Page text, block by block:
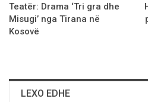
Teatёr: Drama ‘Tri gra dhe
Misugi’ nga Tirana në
Kosovë
LEXO EDHE